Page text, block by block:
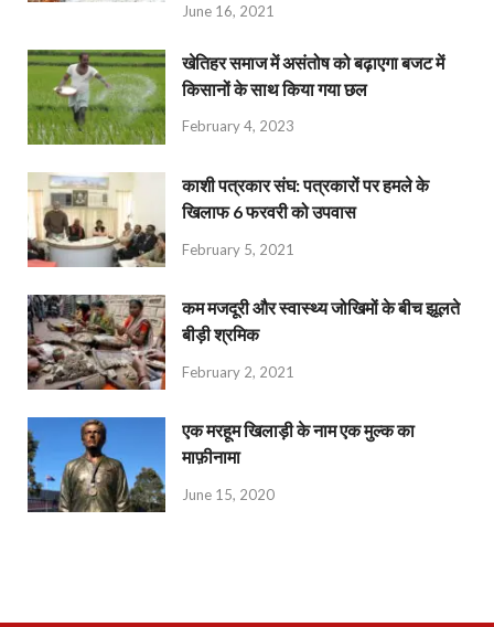
June 16, 2021
खेतिहर समाज में असंतोष को बढ़ाएगा बजट में
किसानों के साथ किया गया छल
February 4, 2023
काशी पत्रकार संघ: पत्रकारों पर हमले के
खिलाफ 6 फरवरी को उपवास
February 5, 2021
कम मजदूरी और स्वास्थ्य जोखिमों के बीच झूलते
बीड़ी श्रमिक
February 2, 2021
एक मरहूम खिलाड़ी के नाम एक मुल्क का
माफ़ीनामा
June 15, 2020